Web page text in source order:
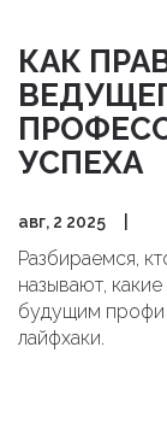
КАК
УСПЕХА
авг, 2 2025
Разбираемся,
называют,
будущим профи
лайфхаки.